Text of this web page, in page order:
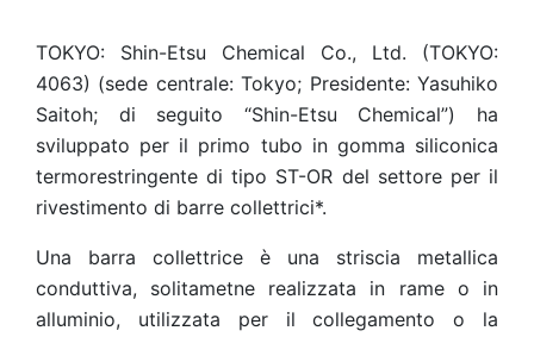
TOKYO: Shin-Etsu Chemical Co., Ltd. (TOKYO:
4063) (sede centrale: Tokyo; Presidente: Yasuhiko
Saitoh; di seguito “Shin-Etsu Chemical”) ha
sviluppato per il primo tubo in gomma siliconica
termorestringente di tipo ST-OR del settore per il
rivestimento di barre collettrici*.
Una barra collettrice è una striscia metallica
conduttiva, solitametne realizzata in rame o in
alluminio, utilizzata per il collegamento o la